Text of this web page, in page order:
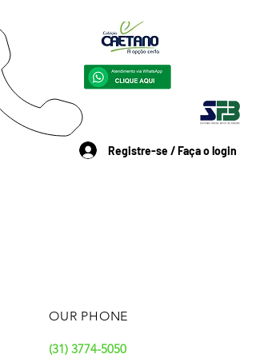
Registre-se / Faça o login
OUR PHONE
(31) 3774-5050